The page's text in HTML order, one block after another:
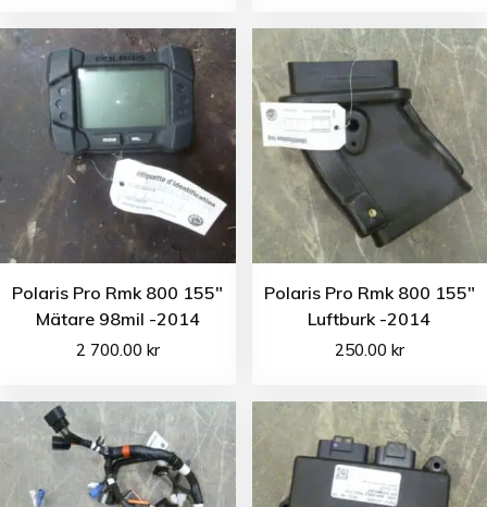
Polaris Pro Rmk 800 155″
Mätare 98mil -2014
2 700.00 kr
Polaris Pro Rmk 800 155″
Luftburk -2014
250.00 kr